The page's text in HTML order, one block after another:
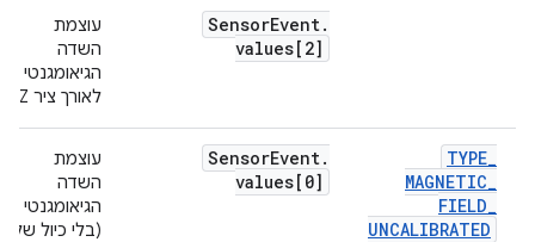
SensorEvent.
values[2]
עוצמת
השדה
הגיאומגנטי
לאורך ציר Z.
TYPE_
MAGNETIC_
FIELD_
UNCALIBRATED
SensorEvent.
values[0]
עוצמת
השדה
הגיאומגנטי
(בלי כיול של